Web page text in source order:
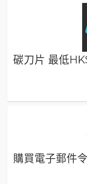
碳刀片 最低
購買電子郵件